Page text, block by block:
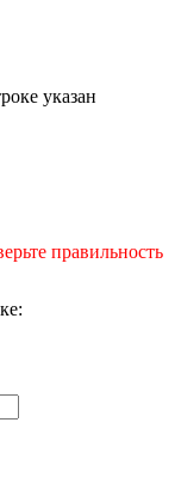
указан
правильность